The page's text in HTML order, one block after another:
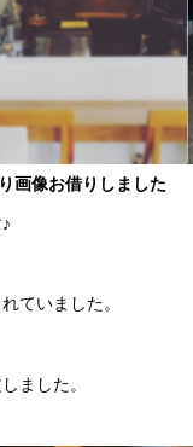
画像お借りしました
ていました。
ました。